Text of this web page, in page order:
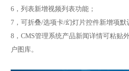
6， 列表新增视频列表功能；
7，可折叠/选项卡/幻灯片控件新增项默
8， CMS管理系统产品新闻详情可粘贴
户图库。